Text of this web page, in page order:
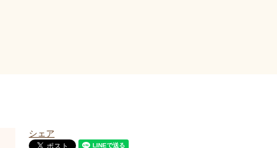
シェア